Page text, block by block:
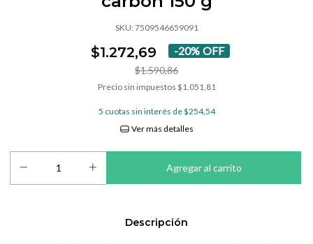
SKU: 7509546659091
$1.272,69 -20% OFF
$1.590,86
Precio sin impuestos $1.051,81
5 cuotas sin interés de$254,54
Ver más detalles
Descripción